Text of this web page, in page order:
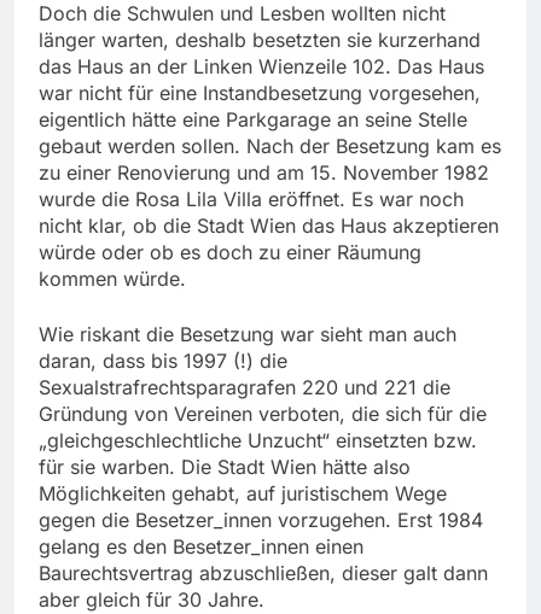
Doch die Schwulen und Lesben wollten nicht
länger warten, deshalb besetzten sie kurzerhand
das Haus an der Linken Wienzeile 102. Das Haus
war nicht für eine Instandbesetzung vorgesehen,
eigentlich hätte eine Parkgarage an seine Stelle
gebaut werden sollen. Nach der Besetzung kam es
zu einer Renovierung und am 15. November 1982
wurde die Rosa Lila Villa eröffnet. Es war noch
nicht klar, ob die Stadt Wien das Haus akzeptieren
würde oder ob es doch zu einer Räumung
kommen würde.
Wie riskant die Besetzung war sieht man auch
daran, dass bis 1997 (!) die
Sexualstrafrechtsparagrafen 220 und 221 die
Gründung von Vereinen verboten, die sich für die
„gleichgeschlechtliche Unzucht“ einsetzten bzw.
für sie warben. Die Stadt Wien hätte also
Möglichkeiten gehabt, auf juristischem Wege
gegen die ­Besetzer­_­innen vorzugehen. Erst 1984
gelang es den Besetzer_innen einen
Baurechtsvertrag abzuschließen, dieser galt dann
aber gleich für 30 Jahre.